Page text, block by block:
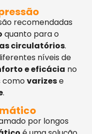
recomendadas
quanto para o
circulatórios.
níveis de
e eficácia no
comovarizese
.
por longos